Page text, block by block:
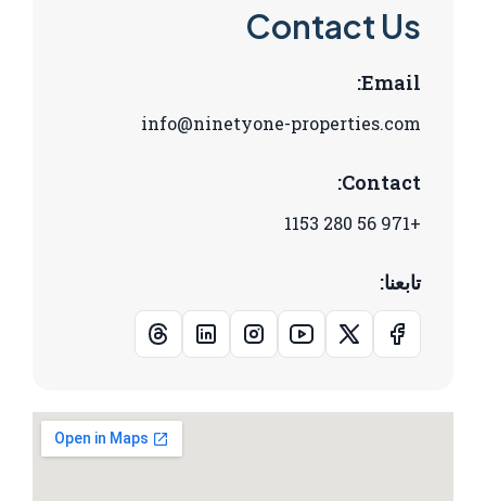
Contact Us
Email:
info@ninetyone-properties.com
Contact:
+971 56 280 1153
تابعنا: